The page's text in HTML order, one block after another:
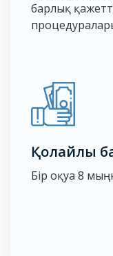
барлық
Қолайлы
Бір оқуға 8